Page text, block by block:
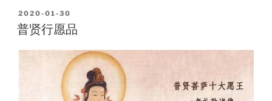
2020-01-30
普贤行愿品